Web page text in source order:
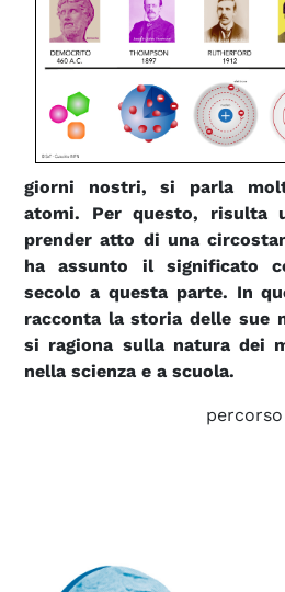
giorni nostri, si parla
atomi. Per questo, risulta
prender atto di una
ha assunto il significato
secolo a questa parte. In
racconta la storia delle sue
si ragiona sulla natura dei
nella scienza e a scuola.